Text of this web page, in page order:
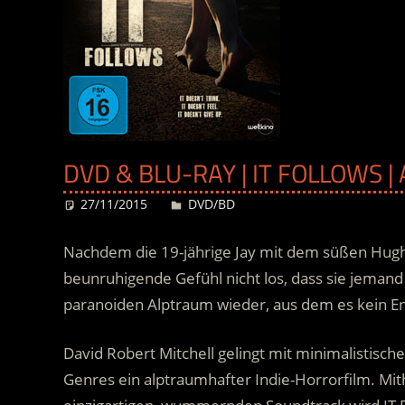
DVD & BLU-RAY | IT FOLLOWS
27/11/2015 Desiree
DVD/BD
Nachdem die 19-jährige Jay mit dem süßen
beunruhigende Gefühl nicht los, dass sie
paranoiden Alptraum wieder, aus dem es kein
David Robert Mitchell gelingt mit
Genres ein alptraumhafter Indie-Horrorfilm.